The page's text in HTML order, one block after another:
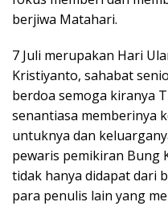
berjiwa Matahari.
7 Juli merupakan Hari
Kristiyanto, sahabat
berdoa semoga kiranya
senantiasa memberinya
untuknya dan
pewaris pemikiran Bung
tidak hanya didapat dari
para penulis lain yang